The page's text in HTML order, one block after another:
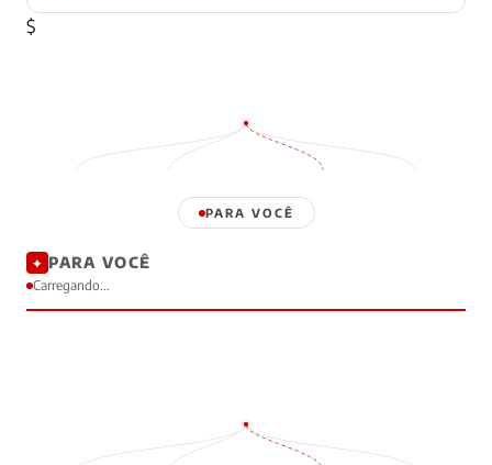
$
PARA VOCÊ
✦ PARA VOCÊ
Carregando...